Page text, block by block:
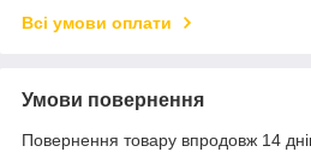
Всі умови оплати
Умови повернення
Повернення товару впродовж 14